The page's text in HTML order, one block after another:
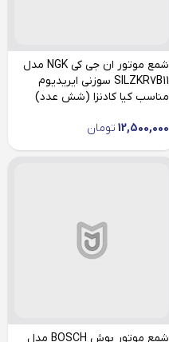
شمع موتور ان جی کی NGK مدل
SILZKR7B11 سوزنی ایریدیوم
مناسب کیا کادنزا (شش عدد)
12,500,000 تومان
شمع موتور بوش BOSCH مدل